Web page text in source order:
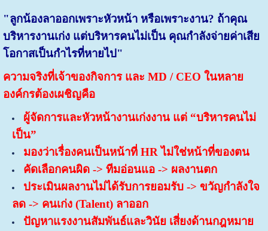
"ลูกน้องลาออกเพราะหัวหน้า หรือเพราะงาน? ถ้าคุณ
บริหารงานเก่ง แต่บริหารคนไม่เป็น คุณกำลังจ่ายค่าเสีย
โอกาสเป็นกำไรที่หายไป"
ความจริงที่เจ้าของกิจการ และ MD / CEO ในหลาย
องค์กรต้องเผชิญคือ
ผู้จัดการและหัวหน้างานเก่งงาน แต่ “บริหารคนไม่
เป็น”
มองว่าเรื่องคนเป็นหน้าที่ HR ไม่ใช่หน้าที่ของตน
คัดเลือกคนผิด -> ทีมอ่อนแอ -> ผลงานตก
ประเมินผลงานไม่ได้รับการยอมรับ -> ขวัญกำลังใจ
ลด -> คนเก่ง (Talent) ลาออก
ปัญหาแรงงานสัมพันธ์และวินัย เสี่ยงด้านกฎหมาย